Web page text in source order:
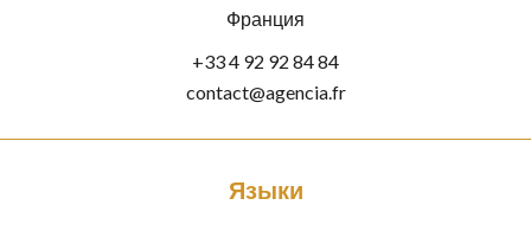
Франция
+33 4 92 92 84 84
contact@agencia.fr
Языки